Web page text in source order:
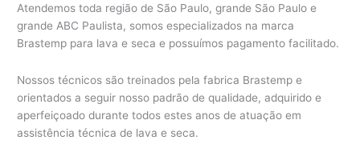
Atendemos toda região de São Paulo, grande São Paulo e
grande ABC Paulista, somos especializados na marca
Brastemp para lava e seca e possuímos pagamento facilitado.
Nossos técnicos são treinados pela fabrica Brastemp e
orientados a seguir nosso padrão de qualidade, adquirido e
aperfeiçoado durante todos estes anos de atuação em
assistência técnica de lava e seca.